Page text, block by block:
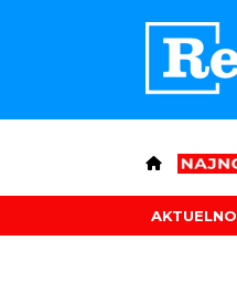
AKTUELNO